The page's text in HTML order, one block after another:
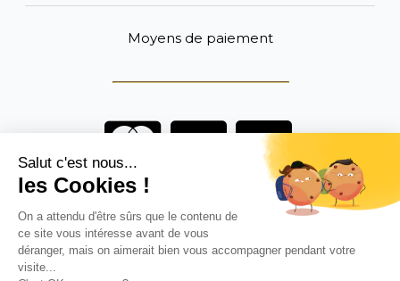
Moyens de paiement
Vous êtes un professionnel ?